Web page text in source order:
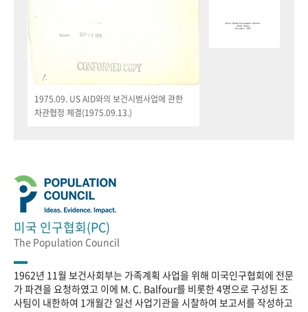
1975.09. US AID와의 보건시범사업에 관한
차관협정 체결(1975.09.13.)
미국 인구협회(PC)
The Population Council
1962년 11월 보건사회부는 가족계획 사업을 위해 미국인구협회에 전문
가 파견을 요청하였고 이에 M. C. Balfour를 비롯한 4명으로 구성된 조
사팀이 내한하여 1개월간 일선 사업기관을 시찰하여 보고서를 작성하고